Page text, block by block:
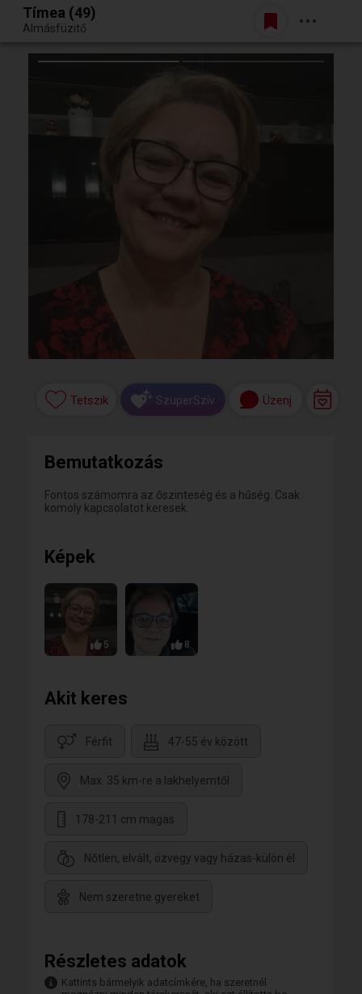
Egy jó randiból bármi lehet.
Belépés
Tímea (49)
Almásfüzitő
Tetszik SzuperSzív Üzenj
Bemutatkozás
Fontos számomra az őszinteség és a hűség. Csak
komoly kapcsolatot keresek.
Képek
5 8
Akit keres
Férfit 47-55 év között
Max. 35 km-re a lakhelyemtől
178-211 cm magas
Nőtlen, elvált, özvegy vagy házas-külön él
Nem szeretne gyereket
Részletes adatok
Kattints bármelyik adatcímkére, ha szeretnél